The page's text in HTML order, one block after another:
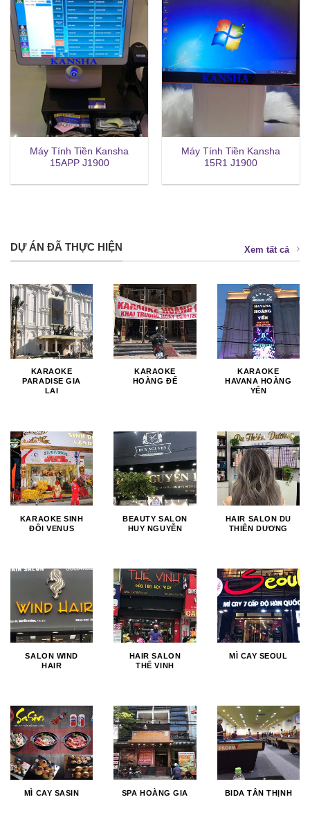
Máy Tính Tiền Kansha
15APP J1900
Máy Tính Tiền Kansha
15R1 J1900
DỰ ÁN ĐÃ THỰC HIỆN Xem tất cả
KARAOKE
PARADISE GIA
LAI
KARAOKE
HOÀNG ĐẾ
KARAOKE
HAVANA HOÀNG
YẾN
KARAOKE SINH
ĐÔI VENUS
BEAUTY SALON
HUY NGUYỄN
HAIR SALON DU
THIÊN DƯƠNG
SALON WIND
HAIR
HAIR SALON
THẾ VINH
MÌ CAY SEOUL
MÌ CAY SASIN SPA HOÀNG GIA BIDA TÂN THỊNH